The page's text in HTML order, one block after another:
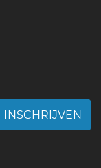
INSCHRIJVEN